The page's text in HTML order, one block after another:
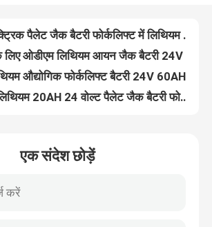
करें
बैटरी
ET15MH लिथियम 20AH 24 वोल्ट पैलेट जैक बैटरी फोर्कलिफ्ट के लिए ट्रैक्शन बैटरी
मिनी ट्रैक्शन इलेक्ट्रिक पैलेट जैक बैटरी 24V30AH 185x84.5x250mm
OEM फोर्कलिफ्ट लिथियम बैटरी सेल 25.6V 202AH 740x170x520mm
एक संदेश छोड़ें